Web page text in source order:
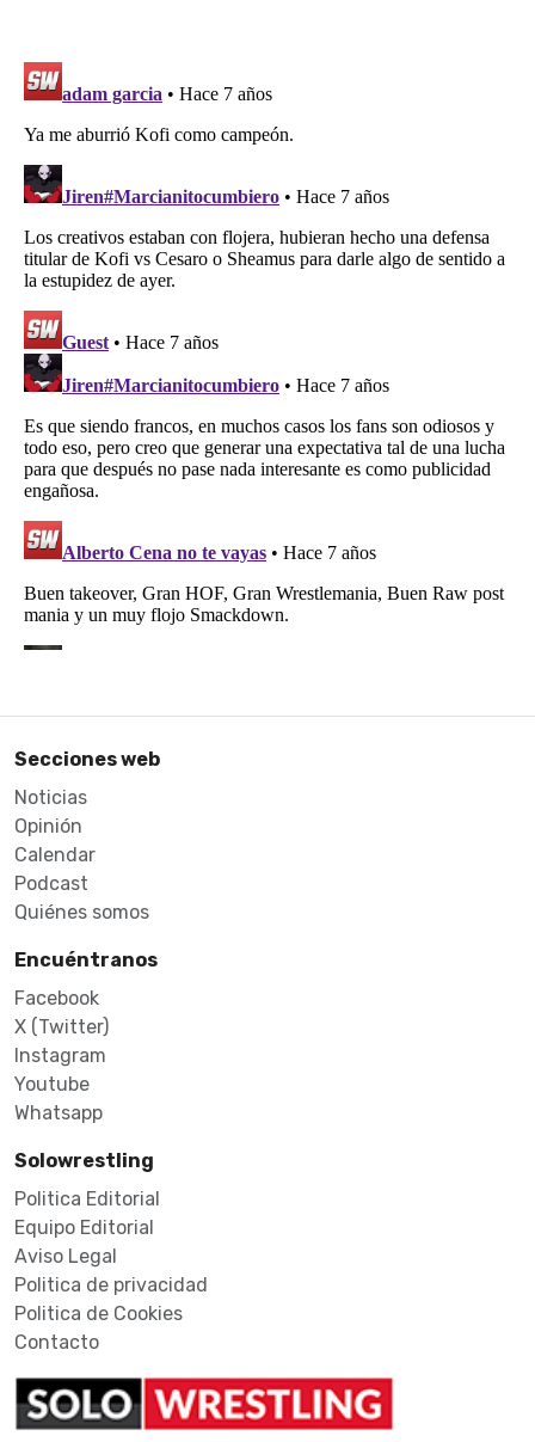
Secciones web
Noticias
Opinión
Calendar
Podcast
Quiénes somos
Encuéntranos
Facebook
X (Twitter)
Instagram
Youtube
Whatsapp
Solowrestling
Politica Editorial
Equipo Editorial
Aviso Legal
Politica de privacidad
Politica de Cookies
Contacto